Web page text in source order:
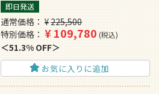
即日発送
通常価格 ¥225,500
特別価格
¥109,780 税込
51.3% OFF
お気に入りに追加